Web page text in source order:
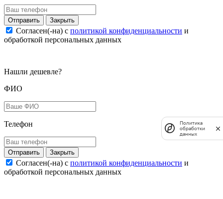
Закрыть
Согласен(-на) c политикой конфиденциальности и
обработкой персональных данных
Нашли дешевле?
ФИО
Телефон
Закрыть
Согласен(-на) c политикой конфиденциальности и
обработкой персональных данных
Политика
обработки
данных